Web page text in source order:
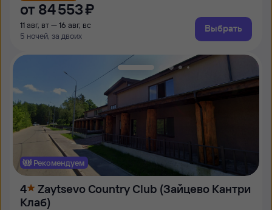
от 84 ⁠553 ⁠₽
11 авг, вт — 16 авг, вс
5 ночей, за двоих
Выбрать
Рекомендуем
4
Zaytsevo Country Club (Зайцево Кантри
Клаб)